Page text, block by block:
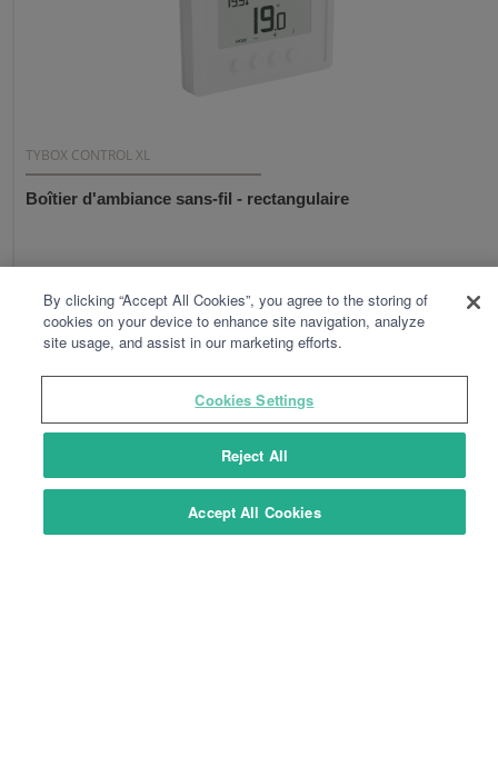
TYBOX CONTROL XL
Boîtier d'ambiance sans-fil - rectangulaire
NOUVEAU
By clicking “Accept All Cookies”, you agree to the storing of
cookies on your device to enhance site navigation, analyze
site usage, and assist in our marketing efforts.
Cookies Settings
Reject All
Accept All Cookies